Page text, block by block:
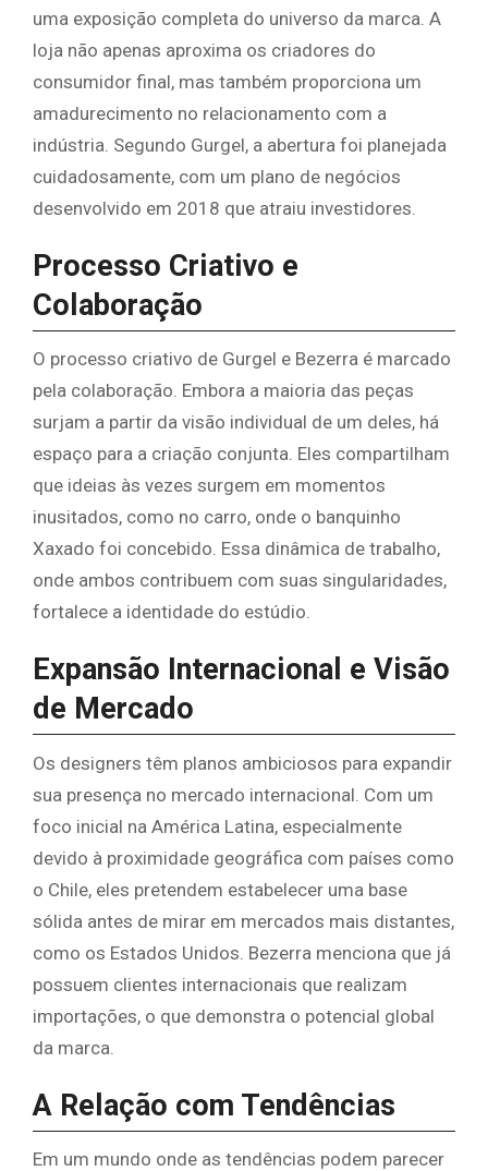
uma exposição completa do universo da marca. A
loja não apenas aproxima os criadores do
consumidor final, mas também proporciona um
amadurecimento no relacionamento com a
indústria. Segundo Gurgel, a abertura foi planejada
cuidadosamente, com um plano de negócios
desenvolvido em 2018 que atraiu investidores.
Processo Criativo e
Colaboração
O processo criativo de Gurgel e Bezerra é marcado
pela colaboração. Embora a maioria das peças
surjam a partir da visão individual de um deles, há
espaço para a criação conjunta. Eles compartilham
que ideias às vezes surgem em momentos
inusitados, como no carro, onde o banquinho
Xaxado foi concebido. Essa dinâmica de trabalho,
onde ambos contribuem com suas singularidades,
fortalece a identidade do estúdio.
Expansão Internacional e Visão
de Mercado
Os designers têm planos ambiciosos para expandir
sua presença no mercado internacional. Com um
foco inicial na América Latina, especialmente
devido à proximidade geográfica com países como
o Chile, eles pretendem estabelecer uma base
sólida antes de mirar em mercados mais distantes,
como os Estados Unidos. Bezerra menciona que já
possuem clientes internacionais que realizam
importações, o que demonstra o potencial global
da marca.
A Relação com Tendências
Em um mundo onde as tendências podem parecer